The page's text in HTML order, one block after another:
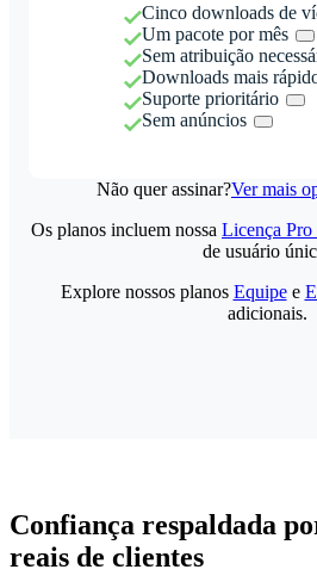
Cinco downloads de
Um pacote por mês
Sem atribuição
Downloads mais
Suporte prioritário
Sem anúncios
Não quer assinar?Ver mais
Os planos incluem nossa Licença Pro
de usuário
Explore nossos planos Equipee
adicionais.
Confiança respaldada
reais de clientes